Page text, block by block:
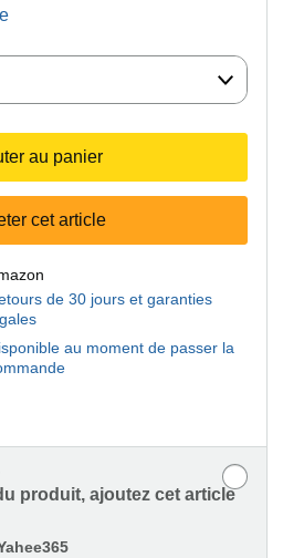
au panier
cet article
de 30 jours et garanties
au moment de passer la
produit, ajoutez cet article